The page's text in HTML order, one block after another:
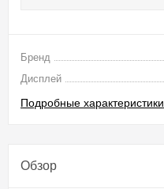
Бренд
Дисплей
Подробные характеристики
Обзор